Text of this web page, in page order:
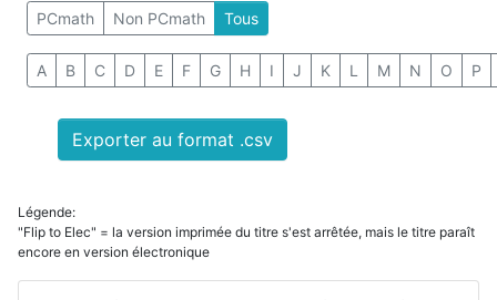
PCmath Non PCmath Tous
A B C D E F G H I J K L M N O P
Exporter au format .csv
Légende:
"Flip to Elec" = la version imprimée du titre s'est arrêtée, mais le titre paraît
encore en version électronique